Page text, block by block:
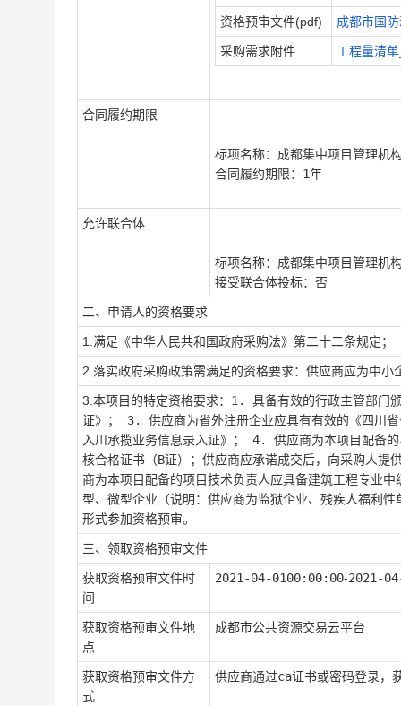
资格预审文件(pdf) 成都市国
采购需求附件 工程量清
合同履约期限
标项名称： 成都集中项目管理机
合同履约期限： 1年
允许联合体
标项名称： 成都集中项目管理机
接受联合体投标： 否
二、申请人的资格要求
1.满足《中华人民共和国政府采购法》第二十二条规定；
2.落实政府采购政策需满足的资格要求： 供应商应为中小
3.本项目的特定资格要求： 1. 具备有效的行政主管部门
证》； 3. 供应商为省外注册企业应具有有效的《四川
入川承揽业务信息录入证》； 4. 供应商为本项目配备
核合格证书（B证）；供应商应承诺成交后，向采购人
商为本项目配备的项目技术负责人应具备建筑工程专业
型、微型企业（说明：供应商为监狱企业、残疾人福利
形式参加资格预审。
三、领取资格预审文件
获取资格预审文件时
间
2021-04-0100:00:00-2021-
获取资格预审文件地
点
成都市公共资源交易云平台
获取资格预审文件方
式
供应商通过ca证书或密码登录，